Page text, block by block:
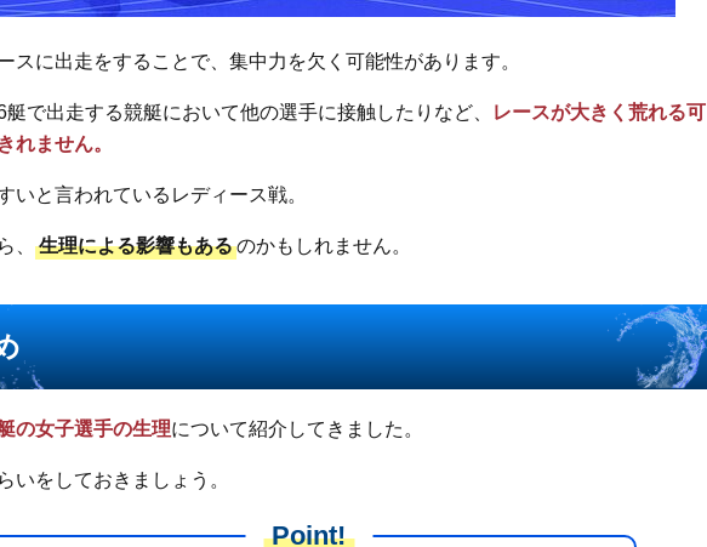
スに出走をすることで、集中力を欠く可能性があります。
艇で出走する競艇において他の選手に接触したりなど、
レースが大きく荒れる可
れません。
いと言われているレディース戦。
、生理による影響もあるのかもしれません。
の女子選手の生理について紹介してきました。
いをしておきましょう。
Point!